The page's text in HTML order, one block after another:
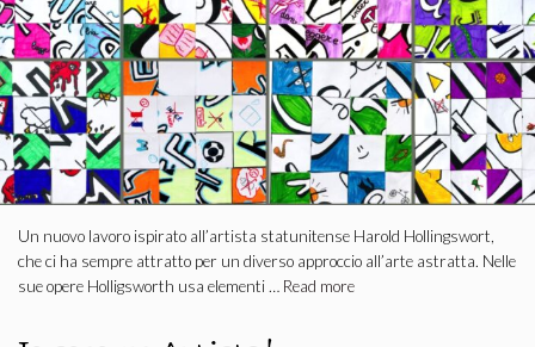
Un nuovo lavoro ispirato all’artista statunitense Harold Hollingswort,
che ci ha sempre attratto per un diverso approccio all’arte astratta. Nelle
sue opere Holligsworth usa elementi … Read more